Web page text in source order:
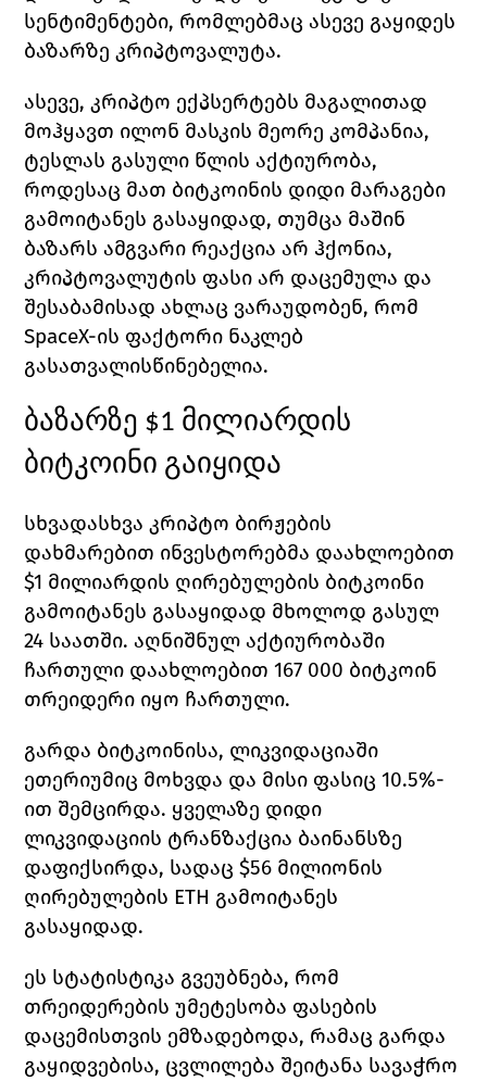
სენტიმენტები, რომლებმაც ასევე გაყიდეს
ბაზარზე კრიპტოვალუტა.
ასევე, კრიპტო ექპსერტებს მაგალითად
მოჰყავთ ილონ მასკის მეორე კომპანია,
ტესლას გასული წლის აქტიურობა,
როდესაც მათ ბიტკოინის დიდი მარაგები
გამოიტანეს გასაყიდად, თუმცა მაშინ
ბაზარს ამგვარი რეაქცია არ ჰქონია,
კრიპტოვალუტის ფასი არ დაცემულა და
SpaceX-ის ფაქტორი ნაკლებ
გასათვალისწინებელია.
ბაზარზე $1 მილიარდის
ბიტკოინი გაიყიდა
სხვადასხვა კრიპტო ბირჟების
დახმარებით ინვესტორებმა დაახლოებით
$1 მილიარდის ღირებულების ბიტკოინი
გამოიტანეს გასაყიდად მხოლოდ გასულ
24 საათში. აღნიშნულ აქტიურობაში
ჩართული დაახლოებით 167 000 ბიტკოინ
თრეიდერი იყო ჩართული.
გარდა ბიტკოინისა, ლიკვიდაციაში
ეთერიუმიც მოხვდა და მისი ფასიც 10.5%-
ით შემცირდა. ყველაზე დიდი
ლიკვიდაციის ტრანზაქცია ბაინანსზე
დაფიქსირდა, სადაც $56 მილიონის
ღირებულების ETH გამოიტანეს
გასაყიდად.
ეს სტატისტიკა გვეუბნება, რომ
თრეიდერების უმეტესობა ფასების
დაცემისთვის ემზადებოდა, რამაც გარდა
გაყიდვებისა, ცვლილება შეიტანა სავაჭრო